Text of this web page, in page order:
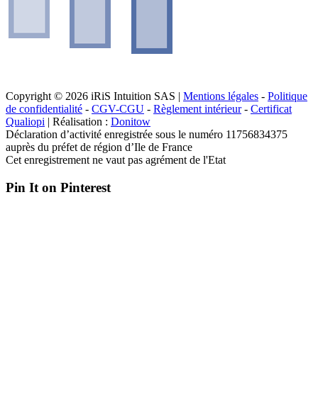
Copyright © 2026 iRiS Intuition SAS | Mentions légales - Politique
de confidentialité - CGV-CGU - Règlement intérieur- Certificat
Qualiopi | Réalisation : Donitow
Déclaration d’activité enregistrée sous le numéro 11756834375
auprès du préfet de région d’Ile de France
Cet enregistrement ne vaut pas agrément de l'Etat
Pin It on Pinterest